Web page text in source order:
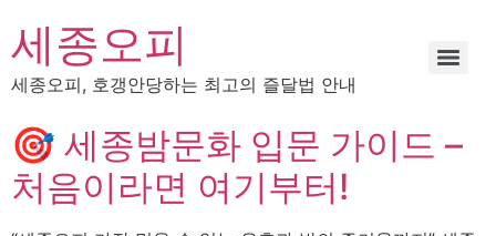
세종오피
세종오피, 호갱안당하는 최고의 즐달법 안내
🎯 세종밤문화 입문 가이드 –
처음이라면 여기부터!